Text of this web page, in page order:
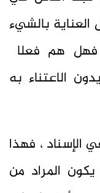
بالشيء
فهل هم فعلا
الاعتناء به
الإسناد ، فهذا
المراد من